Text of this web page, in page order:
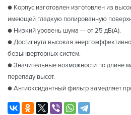
● Корпус изготовлен изготовлен из
имеющей гладкую полированную
● Низкий уровень шума — от 25 дБ(А).
● Достигнута высокая
безынверторных систем.
● Значительные возможности по длине
перепаду высот.
● Антиоксидантный фильтр замедляет